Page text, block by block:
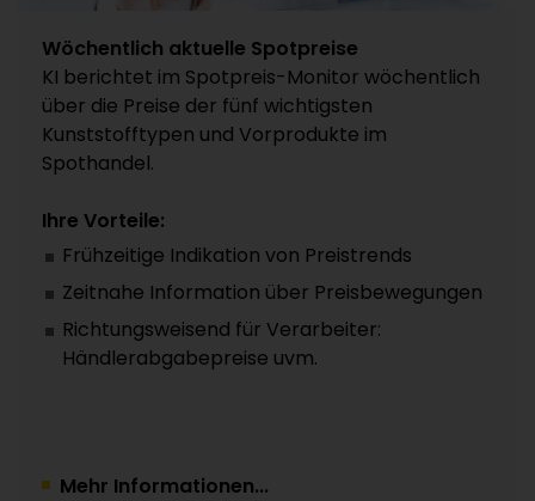
Wöchentlich aktuelle Spotpreise
KI berichtet im Spotpreis-Monitor wöchentlich
über die Preise der fünf wichtigsten
Kunststofftypen und Vorprodukte im
Spothandel.
Ihre Vorteile:
Frühzeitige Indikation von Preistrends
Zeitnahe Information über Preisbewegungen
Richtungsweisend für Verarbeiter:
Händlerabgabepreise uvm.
Mehr Informationen...